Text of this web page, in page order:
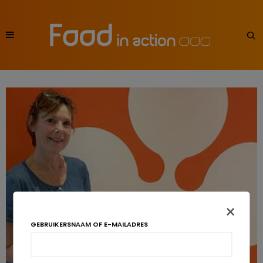
×
GEBRUIKERSNAAM OF E-MAILADRES